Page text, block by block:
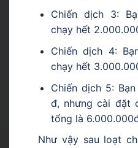
Chiến dịch 3:
chạy hết
Chiến dịch 4:
chạy hết
Chiến dịch 5:
đ, nhưng cài đặt
tổng là
Như vậy sau loạt